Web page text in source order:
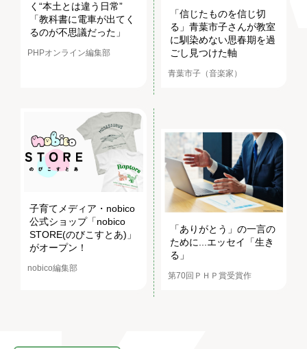
く“本土とは違う日常”
「教科書に電車が出てく
るのが不思議だった」
PHPオンライン編集部
「信じたものを信じ切
る」青葉市子さんが教室
に馴染めない思春期を過
ごし見つけた軸
青葉市子（音楽家）
子育てメディア・nobico
公式ショップ「nobico
STORE(のびこすとあ)」
がオープン！
nobico編集部
「ありがとう」の一言の
ために...エッセイ「生き
る」
第70回ＰＨＰ賞受賞作